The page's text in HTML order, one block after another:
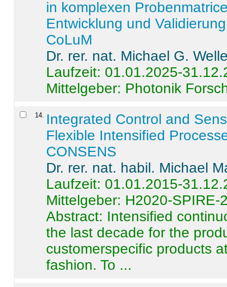
in komplexen
Entwicklung und
CoLuM
Dr. rer. nat. Michael G.
Laufzeit: 01.01.2025-
Mittelgeber: Photonik
14
Integrated Control and
Flexible Intensified
CONSENS
Dr. rer. nat. habil. Michael
Laufzeit: 01.01.2015-
Mittelgeber: H2020-SPIRE-
Abstract: Intensified
the last decade for the
customerspecific products
fashion. To ...